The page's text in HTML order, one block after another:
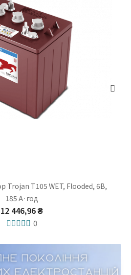
Trojan T105 WET, Flooded, 6В,
185 А·год
12 446,96 ₴
0